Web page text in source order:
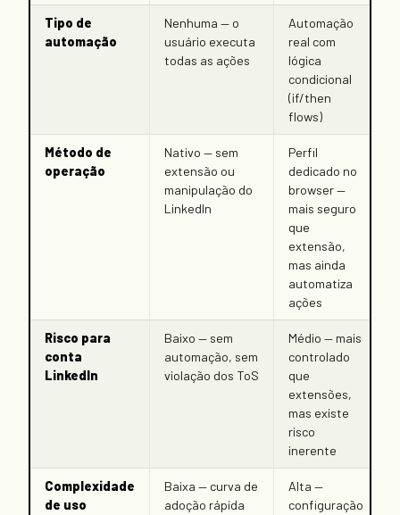
Tipo de
automação
Nenhuma — o
usuário executa
todas as ações
Automação
real com
lógica
condicional
(if/then
flows)
Método de
operação
Nativo — sem
extensão ou
manipulação do
LinkedIn
Perfil
dedicado no
browser —
mais seguro
que
extensão,
mas ainda
automatiza
ações
Risco para
conta
LinkedIn
Baixo — sem
automação, sem
violação dos ToS
Médio — mais
controlado
que
extensões,
mas existe
risco
inerente
Complexidade
de uso
Baixa — curva de
adoção rápida
Alta —
configuração